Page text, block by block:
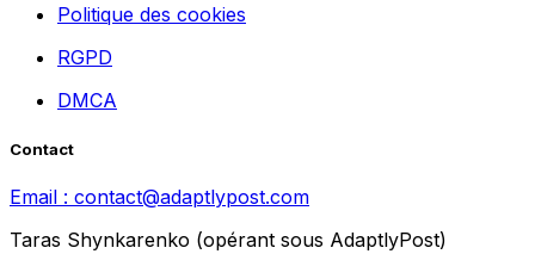
Politique des cookies
RGPD
DMCA
Contact
Email : contact@adaptlypost.com
Taras Shynkarenko (opérant sous AdaptlyPost)